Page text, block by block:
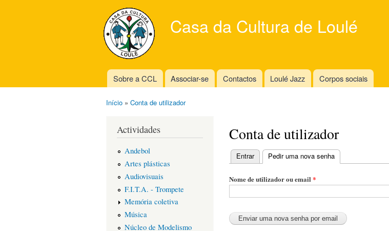
content
Casa da Cultura de Loulé
Main menu
Sobre a CCL Associar-se Contactos Loulé Jazz Corpos sociais
Início » Conta de utilizador
Actividades
Andebol
Artes plásticas
Audiovisuais
F.I.T.A. - Trompete
Memória coletiva
Música
Núcleo de Modelismo
Conta de utilizador
Entrar Pedir uma nova senha
Nome de utilizador ou email *